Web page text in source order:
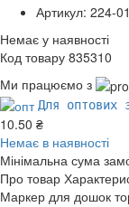
Артикул: 224-
Немає у наявності
Код товару 835310
Ми працюємо з
Для оптових
10.50 ₴
Немає в наявності
Мінімальна сума
Про товар
Маркер для дошок